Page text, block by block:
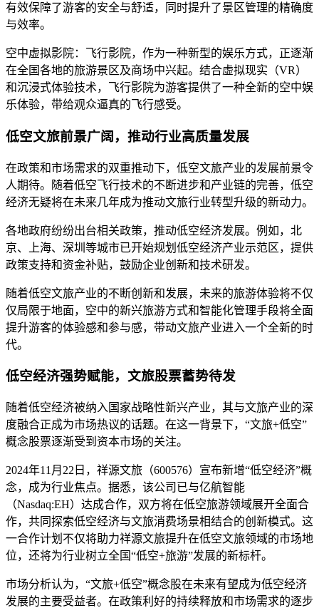
有效保障了游客的安全与舒适，同时提升了景区管理的精确度
与效率。
空中虚拟影院：飞行影院，作为一种新型的娱乐方式，正逐渐
在全国各地的旅游景区及商场中兴起。结合虚拟现实（VR）
和沉浸式体验技术，飞行影院为游客提供了一种全新的空中娱
乐体验，带给观众逼真的飞行感受。
低空文旅前景广阔，推动行业高质量发展
在政策和市场需求的双重推动下，低空文旅产业的发展前景令
人期待。随着低空飞行技术的不断进步和产业链的完善，低空
经济无疑将在未来几年成为推动文旅行业转型升级的新动力。
各地政府纷纷出台相关政策，推动低空经济发展。例如，北
京、上海、深圳等城市已开始规划低空经济产业示范区，提供
政策支持和资金补贴，鼓励企业创新和技术研发。
随着低空文旅产业的不断创新和发展，未来的旅游体验将不仅
仅局限于地面，空中的新兴旅游方式和智能化管理手段将全面
提升游客的体验感和参与感，带动文旅产业进入一个全新的时
代。
低空经济强势赋能，文旅股票蓄势待发
随着低空经济被纳入国家战略性新兴产业，其与文旅产业的深
度融合正成为市场热议的话题。在这一背景下，“文旅+低空”
概念股票逐渐受到资本市场的关注。
2024年11月22日，祥源文旅（600576）宣布新增“低空经济”概
念，成为行业焦点。据悉，该公司已与亿航智能
（Nasdaq:EH）达成合作，双方将在低空旅游领域展开全面合
作，共同探索低空经济与文旅消费场景相结合的创新模式。这
一合作计划不仅将助力祥源文旅提升在低空文旅领域的市场地
位，还将为行业树立全国“低空+旅游”发展的新标杆。
市场分析认为，“文旅+低空”概念股在未来有望成为低空经济
发展的主要受益者。在政策利好的持续释放和市场需求的逐步